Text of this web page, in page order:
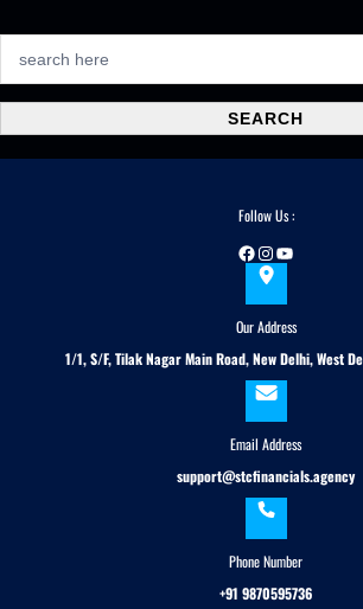
a
r
c
SEARCH
Follow Us :
Facebook Instagram YouTube
Our Address
1/1, S/F, Tilak Nagar Main Road, New Delhi, West
Email Address
support@stcfinancials.agency
Phone Number
+91 9870595736